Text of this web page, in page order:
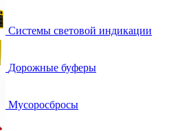
Системы световой индикации
Дорожные буферы
Мусоросбросы